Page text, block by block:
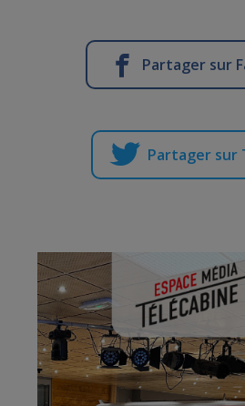
Partager sur
Partager